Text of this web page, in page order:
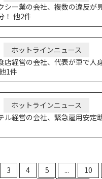
シー業の会社、複数の違反が
！ 他2件
ホットラインニュース
店経営の会社、代表が車で人
1件
ホットラインニュース
ル経営の会社、緊急雇用安定
3 4 5 ... 10